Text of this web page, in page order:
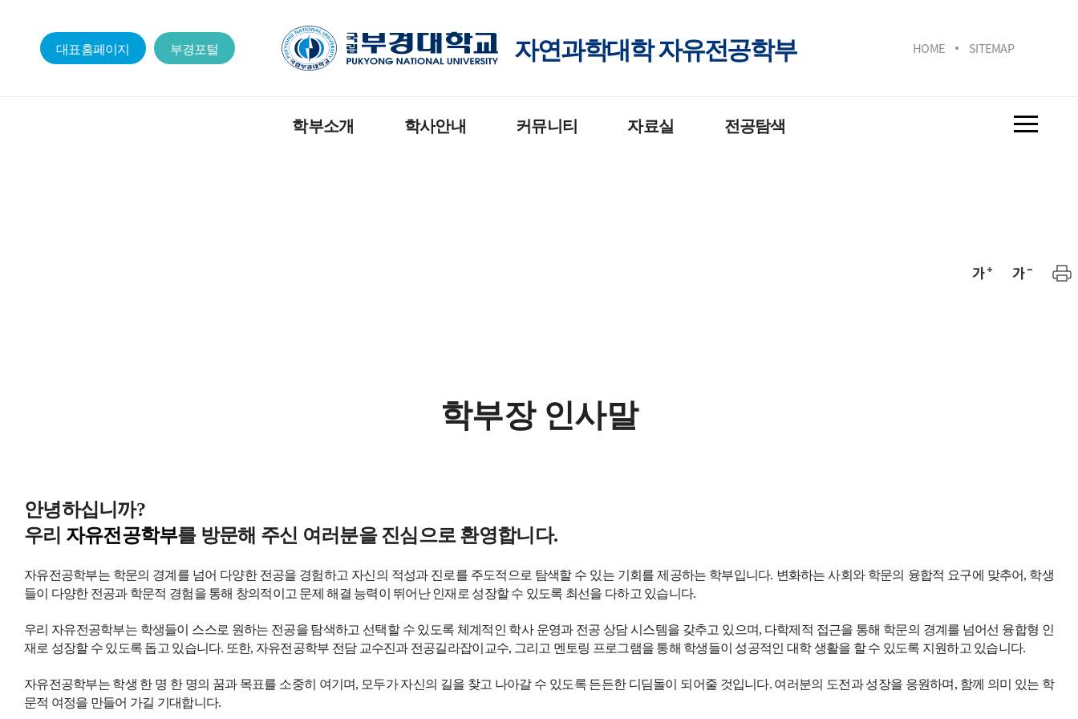
자연과학대학 자유전공학부
대표홈페이지 부경포털 HOME SITEMAP
학부소개 학사안내 커뮤니티 자료실 전공탐색
학부장 인사말
안녕하십니까?
우리 자유전공학부를 방문해 주신 여러분을 진심으로 환영합니다.
자유전공학부는 학문의 경계를 넘어 다양한 전공을 경험하고 자신의 적성과 진로를 주도적으로 탐색할 수 있는 기회를 제공하는 학부입니다. 변화하는 사회와 학문의 융합적 요구에 맞추어, 학생
들이 다양한 전공과 학문적 경험을 통해 창의적이고 문제 해결 능력이 뛰어난 인재로 성장할 수 있도록 최선을 다하고 있습니다.
우리 자유전공학부는 학생들이 스스로 원하는 전공을 탐색하고 선택할 수 있도록 체계적인 학사 운영과 전공 상담 시스템을 갖추고 있으며, 다학제적 접근을 통해 학문의 경계를 넘어선 융합형 인
재로 성장할 수 있도록 돕고 있습니다. 또한, 자유전공학부 전담 교수진과 전공길라잡이교수, 그리고 멘토링 프로그램을 통해 학생들이 성공적인 대학 생활을 할 수 있도록 지원하고 있습니다.
자유전공학부는 학생 한 명 한 명의 꿈과 목표를 소중히 여기며, 모두가 자신의 길을 찾고 나아갈 수 있도록 든든한 디딤돌이 되어줄 것입니다. 여러분의 도전과 성장을 응원하며, 함께 의미 있는 학
문적 여정을 만들어 가길 기대합니다.